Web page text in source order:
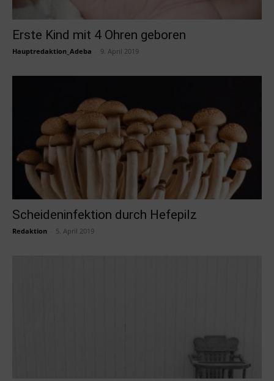
Erste Kind mit 4 Ohren geboren
Hauptredaktion_Adeba 9. April 2019
Scheideninfektion durch Hefepilz
Redaktion 5. April 2019